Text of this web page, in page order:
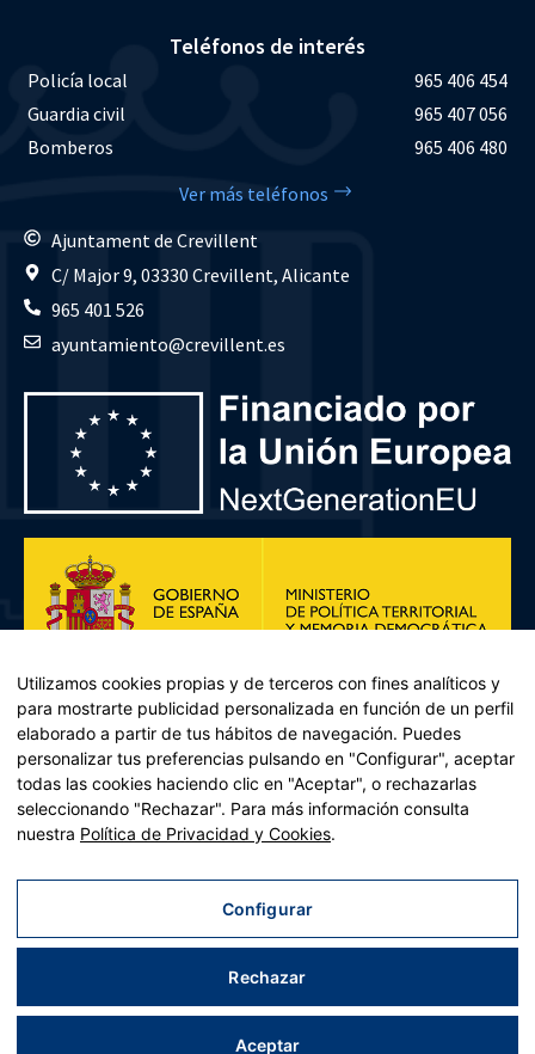
Teléfonos de interés
Policía local
965 406 454
Guardia civil
965 407 056
Bomberos
965 406 480
Ver más teléfonos
Ajuntament de Crevillent
C/ Major 9, 03330 Crevillent, Alicante
965 401 526
ayuntamiento@crevillent.es
Plan de Recuperación, Transformación y Resiliencia – Financiado por
Recuperación y resiliencia, establecido por el Reglamento (UE)
2021/241 del Parlamento Europeo y del Consejo, de 12 de febrero
Aviso legal|Política de privacidad|Política de cookies|Accesibilidad|Mapa web
| Desarrollado porTrestristes
Utilizamos cookies propias y de terceros con fines analíticos y
para mostrarte publicidad personalizada en función de un perfil
elaborado a partir de tus hábitos de navegación. Puedes
personalizar tus preferencias pulsando en "Configurar", aceptar
todas las cookies haciendo clic en "Aceptar", o rechazarlas
seleccionando "Rechazar". Para más información consulta
nuestra Política de Privacidad y Cookies.
Configurar
Rechazar
Aceptar